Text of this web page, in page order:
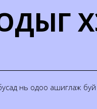
нь одоо ашиглаж буй